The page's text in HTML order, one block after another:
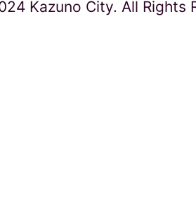
Kazuno City. All Rights